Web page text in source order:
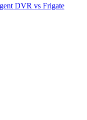
DVR vs Frigate